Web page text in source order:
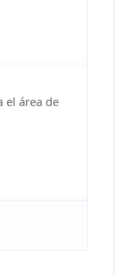
el área de